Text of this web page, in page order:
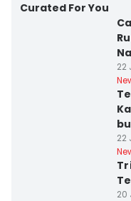
Curated For You
22
22
20